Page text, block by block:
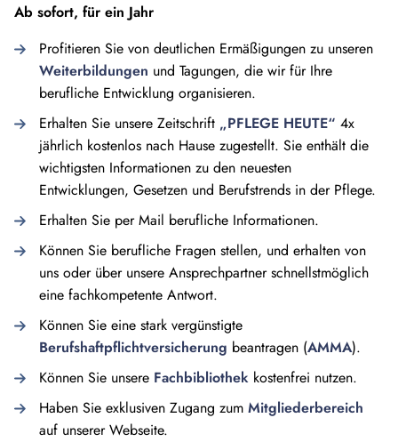
Ab sofort, für ein Jahr
Profitieren Sie von deutlichen Ermäßigungen zu unseren
Weiterbildungen und Tagungen, die wir für Ihre
berufliche Entwicklung organisieren.
Erhalten Sie unsere Zeitschrift „PFLEGE HEUTE“ 4x
jährlich kostenlos nach Hause zugestellt. Sie enthält die
wichtigsten Informationen zu den neuesten
Entwicklungen, Gesetzen und Berufstrends in der Pflege.
Erhalten Sie per Mail berufliche Informationen.
Können Sie berufliche Fragen stellen, und erhalten von
uns oder über unsere Ansprechpartner schnellstmöglich
eine fachkompetente Antwort.
Können Sie eine stark vergünstigte
Berufshaftpflichtversicherung beantragen (AMMA).
Können Sie unsere Fachbibliothek kostenfrei nutzen.
Haben Sie exklusiven Zugang zum Mitgliederbereich
auf unserer Webseite.